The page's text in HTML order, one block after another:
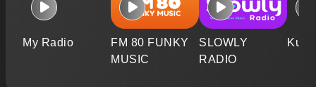
My Radio
FM 80 FUNKY
MUSIC
SLOWLY
RADIO